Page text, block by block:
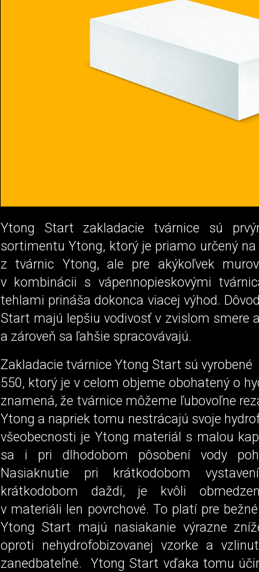
Ytong Start zakladacie tvárnice sú
sortimentu Ytong, ktorý je priamo určený
z tvárnic Ytong, ale pre akýkoľvek
v kombinácii s vápennopieskovými
tehlami prináša dokonca viacej výhod.
Start majú lepšiu vodivosť v zvislom smere
a zároveň sa ľahšie spracovávajú.
Zakladacie tvárnice Ytong Start sú
550, ktorý je v celom objeme obohatený o
znamená, že tvárnice môžeme ľubovoľne
Ytong a napriek tomu nestrácajú svoje
všeobecnosti je Ytong materiál s malou
sa i pri dlhodobom pôsobení vody
Nasiaknutie pri krátkodobom
krátkodobom daždi, je kvôli
v materiáli len povrchové. To platí pre
Ytong Start majú nasiakanie výrazne
oproti nehydrofobizovanej vzorke a
zanedbateľné. Ytong Start vďaka tomu